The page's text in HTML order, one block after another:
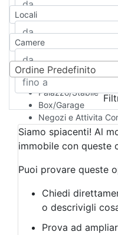
Attico/Mansarda
Rustico/Casale
Camera d'Albergo
Multiproprietà
Palazzo/Stabile
Box/Garage
Negozi e Attivita
Qualsiasi
Attività/Licenza
Azienda Agricola
Bar/Ristorante
Albergo
Laboratorio
Negozio/locale
Agriturismo
Locali
Camere
Ordine Predefinito
Siamo spiacenti! Al
immobile con queste
Puoi provare queste
Chiedi
o descrivigli
Prova ad